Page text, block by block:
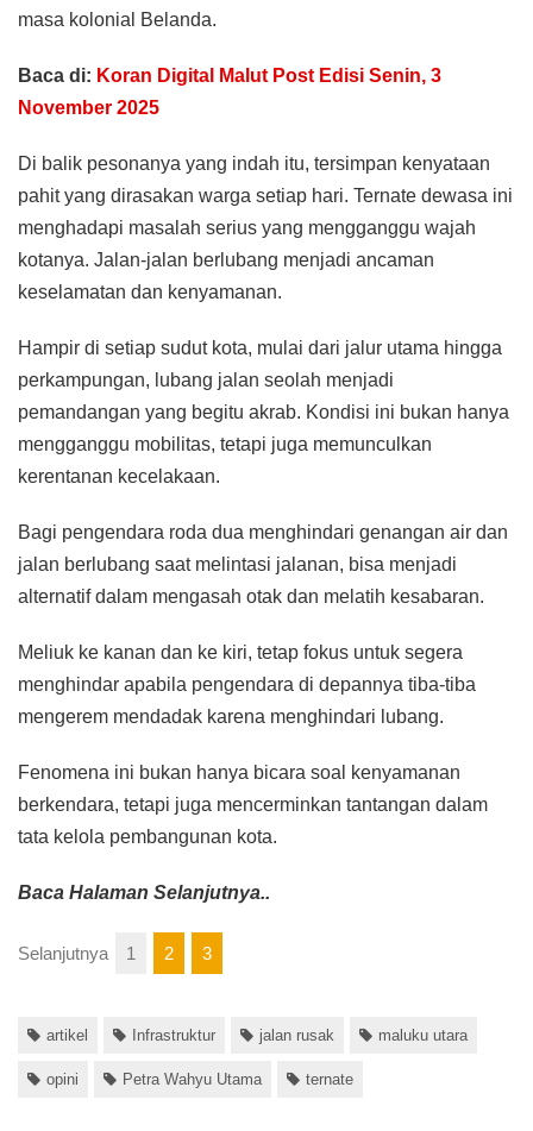
masa kolonial Belanda.
Baca di: Koran Digital Malut Post Edisi Senin, 3
November 2025
Di balik pesonanya yang indah itu, tersimpan kenyataan
pahit yang dirasakan warga setiap hari. Ternate dewasa ini
menghadapi masalah serius yang mengganggu wajah
kotanya. Jalan-jalan berlubang menjadi ancaman
keselamatan dan kenyamanan.
Hampir di setiap sudut kota, mulai dari jalur utama hingga
perkampungan, lubang jalan seolah menjadi
pemandangan yang begitu akrab. Kondisi ini bukan hanya
mengganggu mobilitas, tetapi juga memunculkan
kerentanan kecelakaan.
Bagi pengendara roda dua menghindari genangan air dan
jalan berlubang saat melintasi jalanan, bisa menjadi
alternatif dalam mengasah otak dan melatih kesabaran.
Meliuk ke kanan dan ke kiri, tetap fokus untuk segera
menghindar apabila pengendara di depannya tiba-tiba
mengerem mendadak karena menghindari lubang.
Fenomena ini bukan hanya bicara soal kenyamanan
berkendara, tetapi juga mencerminkan tantangan dalam
tata kelola pembangunan kota.
Baca Halaman Selanjutnya..
Selanjutnya 1 2 3
artikel Infrastruktur jalan rusak maluku utara
opini Petra Wahyu Utama ternate